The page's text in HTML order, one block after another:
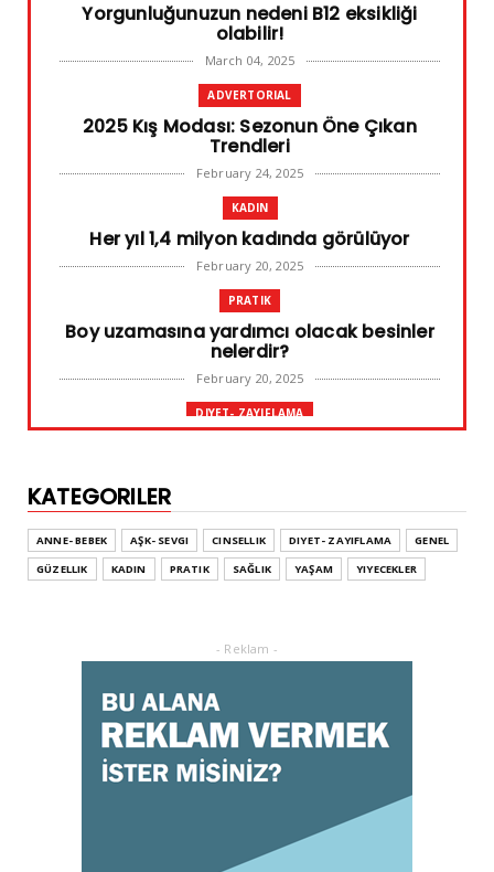
Yorgunluğunuzun nedeni B12 eksikliği
olabilir!
March 04, 2025
ADVERTORIAL
2025 Kış Modası: Sezonun Öne Çıkan
Trendleri
February 24, 2025
KADIN
Her yıl 1,4 milyon kadında görülüyor
February 20, 2025
PRATIK
Boy uzamasına yardımcı olacak besinler
nelerdir?
February 20, 2025
DIYET- ZAYIFLAMA
Leke ve çatlak tedavisinde radyofrekans
yöntemi
February 02, 2025
Dufold Etiketler Hakkında Bilgi
Doğru ayakkabı mutlu çocuk!
July 31, 2023
Orgazm olan kadınlar daha çabuk hamile
kalıyor
KATEGORILER
ANNE- BEBEK AŞK- SEVGI CINSELLIK DIYET- ZAYIFLAMA
GENEL
GÜZELLIK
KADIN PRATIK SAĞLIK YAŞAM YIYECEKLER
- Reklam -